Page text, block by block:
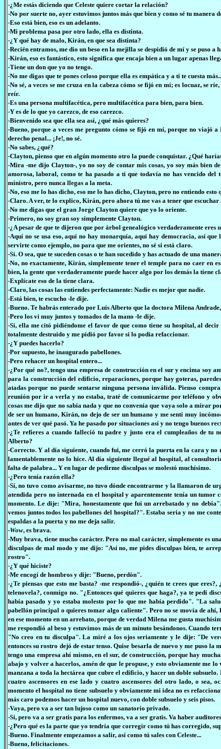
-¿Me estás diciendo que Celeste quiere cortar la relación?
-No por suerte no, ayer estuvimos juntos más que bien y como sé tu
-Eso está bien, eso es un adelanto.
-Mi problema pasa por otro lado, ella es distinta.
-¿Y qué hay de malo, Kirán, en que sea distinta?
-Recién entramos, me dio un beso en la mejilla se despidió de mí y se puso
-Kirán, eso es fantástico, esto significa que encaja bien a un lugar apenas
-Tiene un don que yo no tengo.
-No me digas que te pones celoso porque ella es empática y a ti te cuesta
-No sé, a veces se me cruza en la cabeza cómo se fijó en mí; es locuaz, se
reír.
-Es una persona multifacética, pero multifacética para bien, para bien.
-Y es de lo que yo carezco, de eso carezco.
-Bienvenido sea que ella sea así, ¿qué más quieres?
-Bueno, porque a veces me pregunto cómo se fijó en mí, porque no
derecho penal... ¡Je!, no sé.
-No sabes, ¿qué?
-Clayton, pienso que en algún momento otro la puede conquistar. ¿Qué
-Mira -me dijo Clayton-, yo no soy de contar mis cosas, yo soy más bien
amorosa, laboral, como te ha pasado a ti que todavía no has vencido
ministro, pero nunca llegas a la meta.
-No, eso me lo has dicho, eso me lo has dicho, Clayton, pero no entiendo esto
-Claro. A ver, te lo explico, Kirán, pero ahora tú me vas a tener que
-No me digas que el gran Jorge Clayton quiere que yo lo oriente.
-Primero, no soy gran soy simplemente Clayton.
-¿A pesar de que te dijeron que por árbol genealógico verdaderamente eres
-Aquí no se usa eso, aquí no hay monarquía, aquí hay democracia, así
servirte como ejemplo, no para que me orientes, no sé si está claro.
-Sí. O sea, que te suceden cosas o te han sucedido y has actuado de una
-No, no exactamente, Kirán, simplemente tener el temple para no caer en
bien, la gente que verdaderamente puede hacer algo por los demás la tiene
-Explícate eso de la tiene clara.
-Claro, las cosas las entiendes perfectamente: Nadie es mejor que nadie.
-Está bien, te escucho -le dije.
-Bueno. Te habrás enterado por Luís Alberto que la doctora Milena
-Pero los vi muy juntos y tomados de la mano -le dije.
-Sí, ella me citó pidiéndome el favor de que como tiene su hospital, al
totalmente destruido y me pidió por favor si lo podía refaccionar.
-¿Y puedes hacerlo?
-Por supuesto, he inaugurado pabellones.
-Pero rehacer un hospital entero...
-¿Por qué no?, tengo una empresa de construcción en el sur y encima soy
para la construcción del edificio, reparaciones, porque hay goteras,
atadas porque no puede sentarse ninguna persona inválida. Pienso
reunión por ir a verla y no estaba, traté de comunicarme por teléfono y
cosas me dijo que no sabía nada y que no convenía que vaya solo a mirar
de ser un humano, Kirán, no dejo de ser un humano y me sentí muy
antes de ver qué pasó. Ya he pasado por situaciones así y no tengo buenos
-¿Te refieres a cuando falleció tu padre y justo era el cumpleaños de
Alberto?
-Correcto. Y al día siguiente, cuando fui, me cerró la puerta en la cara y no
lamentablemente no lo hice. Al día siguiente llegué al hospital, al
falta de palabra... Y en lugar de pedirme disculpas se molestó muchísimo.
-¿Pero tenía razón ella?
-Sí, no tuvo como avisarme, no tuvo dónde encontrarme y la llamaron de
atendida pero no internada en el hospital y aparentemente tenía un tumor
momento. Le dije: "Mira, honestamente que fui un arrebatado y no
vemos juntos todos los pabellones del hospital?". Estaba seria y no me
espaldas a la puerta y no me deja salir.
-Wow, es brava.
-Muy brava, tiene mucho carácter. Pero no mal carácter, simplemente es
disculpas de mal modo y me dijo: "Así no, me pides disculpas bien, te
rostro".
-¿Y qué hiciste?
-Me encogí de hombros y dije: "Bueno, perdón".
-¿Te piensas que esto me basta? -me respondió-, ¿quién te crees que
telenovela?, conmigo no. "¿Entonces qué quieres que haga?, ya te pedí
había pasado y yo estaba molesto por lo que me había perdido". "La
pabellón principal o quieres tomar algo caliente". Pero no se movía de
en ese momento en un arrebato, porque de verdad Milena me gusta
me respondió al beso y estuvimos más de un minuto besándonos. Cuando
"No creo en tu disculpa". La miré a los ojos seriamente y le dije: "De
entonces su rostro dejó de estar tenso. Quise besarla de nuevo y me puso
tengo una empresa ahí mismo, en el sur, de construcción, porque hay
abajo y volver a hacerlos, amén de que le propuse, y esto obviamente me
manzana a toda la hectárea que cubre el edificio, y hacer un doble
cuatro ascensores en ese lado y cuatro ascensores del otro lado, o sea,
momento el hospital no tiene subsuelo y obviamente mi idea no es
más caro podemos hacer un hospital nuevo, con doble subsuelo y seis pisos.
-Vaya, pero va a ser tan lujoso como un sanatorio privado.
-Sí, pero va a ser gratis para los enfermos, va a ser gratis. Va haber
-¿Pero qué es la parte que yo tendría que corregir como tú has corregido,
-Bueno. Finalmente empezamos a salir, así como tú sales con Celeste...
-Bueno, felicitaciones.